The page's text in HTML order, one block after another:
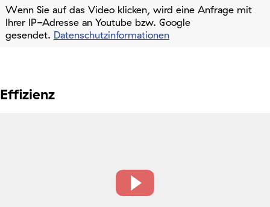
Wenn Sie auf das Video klicken, wird eine Anfrage mit
Ihrer IP-Adresse an Youtube bzw. Google
gesendet. Datenschutzinformationen
Effizienz